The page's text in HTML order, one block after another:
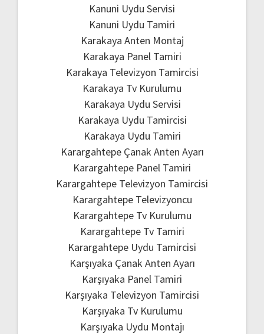
Kanuni Uydu Servisi
Kanuni Uydu Tamiri
Karakaya Anten Montaj
Karakaya Panel Tamiri
Karakaya Televizyon Tamircisi
Karakaya Tv Kurulumu
Karakaya Uydu Servisi
Karakaya Uydu Tamircisi
Karakaya Uydu Tamiri
Karargahtepe Çanak Anten Ayarı
Karargahtepe Panel Tamiri
Karargahtepe Televizyon Tamircisi
Karargahtepe Televizyoncu
Karargahtepe Tv Kurulumu
Karargahtepe Tv Tamiri
Karargahtepe Uydu Tamircisi
Karşıyaka Çanak Anten Ayarı
Karşıyaka Panel Tamiri
Karşıyaka Televizyon Tamircisi
Karşıyaka Tv Kurulumu
Karşıyaka Uydu Montajı